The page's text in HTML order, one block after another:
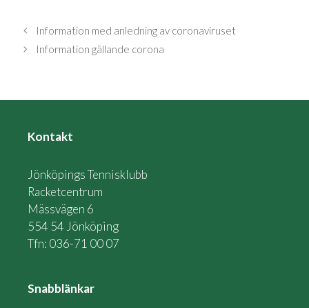
Information med anledning av coronaviruset
Information gällande corona
Kontakt
Jönköpings Tennisklubb
Racketcentrum
Mässvägen 6
554 54 Jönköping
Tfn: 036-71 00 07
Snabblänkar